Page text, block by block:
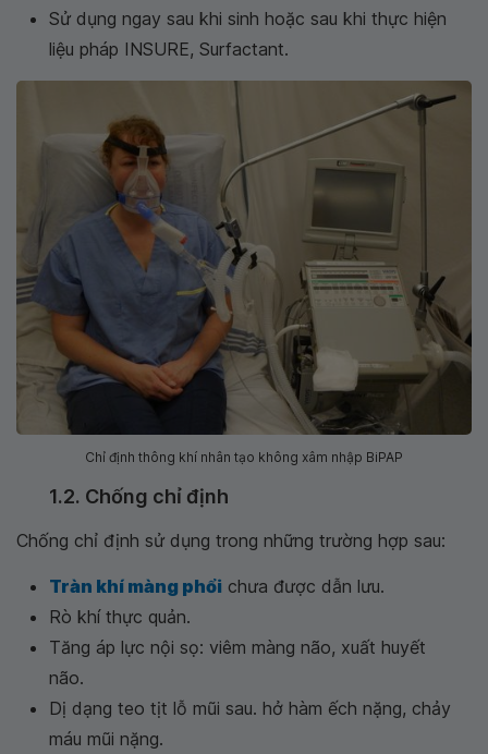
Sử dụng ngay sau khi sinh hoặc sau khi thực hiện
liệu pháp INSURE, Surfactant.
Chỉ định thông khí nhân tạo không xâm nhập BiPAP
1.2. Chống chỉ định
Chống chỉ định sử dụng trong những trường hợp sau:
Tràn khí màng phổi chưa được dẫn lưu.
Rò khí thực quản.
Tăng áp lực nội sọ: viêm màng não, xuất huyết
não.
Dị dạng teo tịt lỗ mũi sau. hở hàm ếch nặng, chảy
máu mũi nặng.